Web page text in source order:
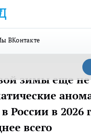
ВКонтакте
зимы еще
России в 2026
всего